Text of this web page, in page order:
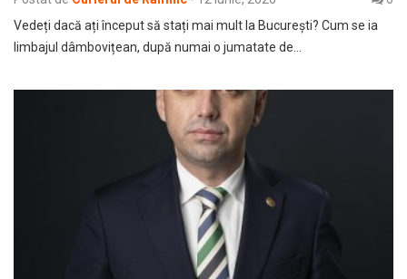
Vedeți dacă ați început să stați mai mult la București? Cum se ia
limbajul dâmbovițean, după numai o jumatate de…